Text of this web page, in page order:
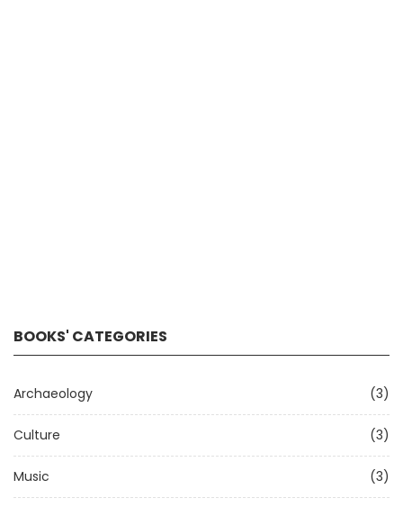
BOOKS' CATEGORIES
Archaeology (3)
Culture (3)
Music (3)